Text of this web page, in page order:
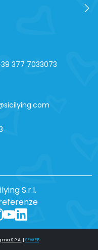
377 7033073
S.r.l.
S.P.A.| SFWEB